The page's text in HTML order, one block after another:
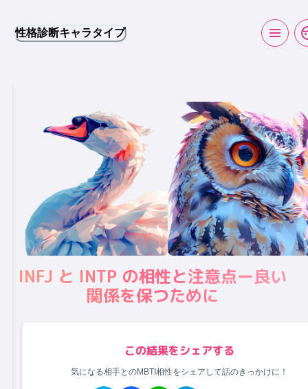
性格診断キャラタイプ
INFJ と INTP の相性と注意点ー良い
関係を保つために
この結果をシェアする
気になる相手とのMBTI相性をシェアして話のきっかけに！